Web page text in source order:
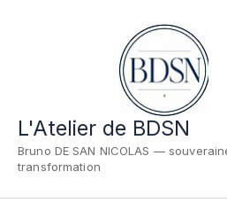
L'Atelier de BDSN
Bruno DE SAN NICOLAS —
transformation